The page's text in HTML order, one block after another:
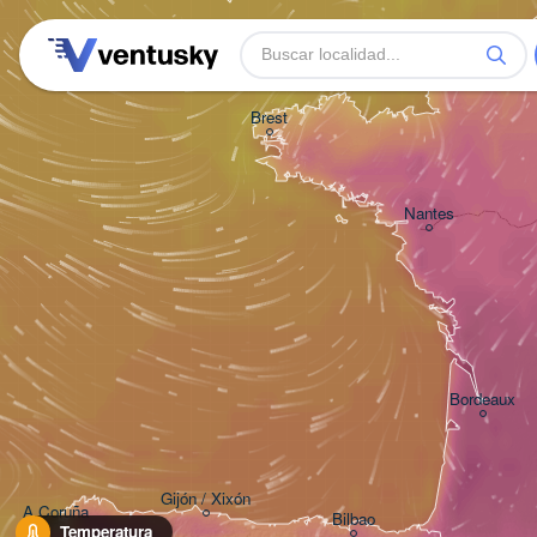
Temperatura
A Coruña
Bordeaux
Gijón / Xixón
Brest
Nantes
Bilbao